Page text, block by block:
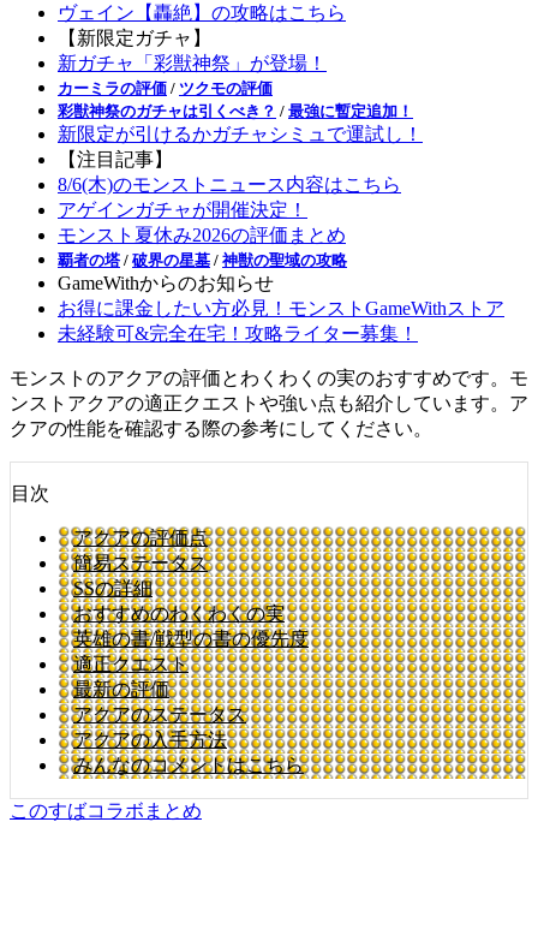
ヴェイン【轟絶】の攻略はこちら
【新限定ガチャ】
新ガチャ「彩獣神祭」が登場！
カーミラの評価 / ツクモの評価
彩獣神祭のガチャは引くべき？ / 最強に暫定追加！
新限定が引けるかガチャシミュで運試し！
【注目記事】
8/6(木)のモンストニュース内容はこちら
アゲインガチャが開催決定！
モンスト夏休み2026の評価まとめ
覇者の塔 / 破界の星墓 / 神獣の聖域の攻略
GameWithからのお知らせ
お得に課金したい方必見！モンストGameWithストア
未経験可&完全在宅！攻略ライター募集！
モンストのアクアの評価とわくわくの実のおすすめです。モ
ンストアクアの適正クエストや強い点も紹介しています。ア
クアの性能を確認する際の参考にしてください。
目次
アクアの評価点
簡易ステータス
SSの詳細
おすすめのわくわくの実
英雄の書/戦型の書の優先度
適正クエスト
最新の評価
アクアのステータス
アクアの入手方法
みんなのコメントはこちら
このすばコラボまとめ